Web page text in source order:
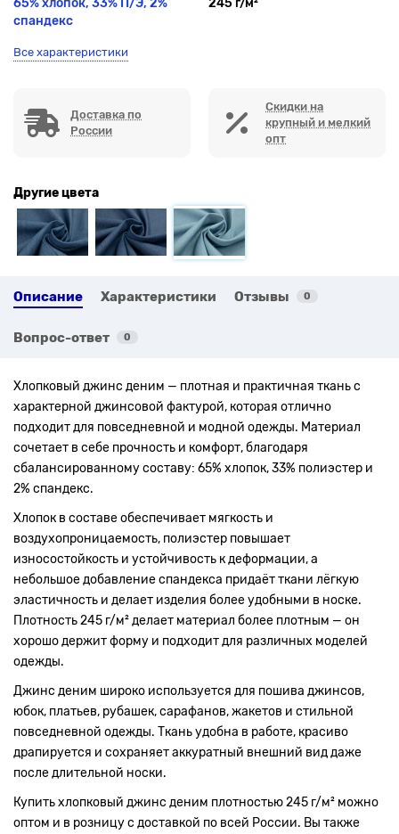
спандекс
Все характеристики
Доставка по
России
Скидки на
крупный и мелкий
опт
Другие цвета
Описание Характеристики Отзывы 0
Вопрос-ответ 0
Хлопковый джинс деним — плотная и практичная ткань с
характерной джинсовой фактурой, которая отлично
подходит для повседневной и модной одежды. Материал
сочетает в себе прочность и комфорт, благодаря
сбалансированному составу: 65% хлопок, 33% полиэстер и
2% спандекс.
Хлопок в составе обеспечивает мягкость и
воздухопроницаемость, полиэстер повышает
износостойкость и устойчивость к деформации, а
небольшое добавление спандекса придаёт ткани лёгкую
эластичность и делает изделия более удобными в носке.
Плотность 245 г/м² делает материал более плотным — он
хорошо держит форму и подходит для различных моделей
одежды.
Джинс деним широко используется для пошива джинсов,
юбок, платьев, рубашек, сарафанов, жакетов и стильной
повседневной одежды. Ткань удобна в работе, красиво
драпируется и сохраняет аккуратный внешний вид даже
после длительной носки.
Купить хлопковый джинс деним плотностью 245 г/м² можно
оптом и в розницу с доставкой по всей России. Вы также